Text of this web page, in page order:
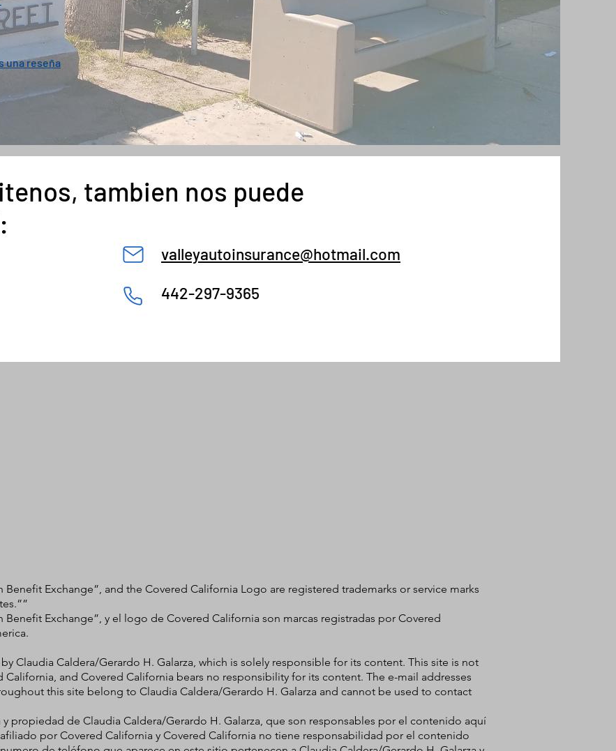
una reseña
tambien nos puede
valleyautoinsurance@hotmail.com
442-297-9365
Exchange”, and the Covered California Logo are registered trademarks or service marks
Benefit Exchange”, y el logo de Covered California son marcas registradas por Covered
Claudia Caldera/Gerardo H. Galarza, which is solely responsible for its content. This site is not
and Covered California bears no responsibility for its content. The e-mail addresses
this site belong to Claudia Caldera/Gerardo H. Galarza and cannot be used to contact
propiedad de Claudia Caldera/Gerardo H. Galarza, que son responsables por el contenido aquí
por Covered California y Covered California no tiene responsabilidad por el contenido